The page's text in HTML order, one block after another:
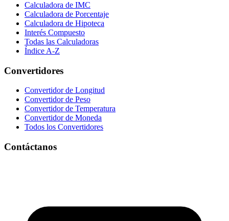
Calculadora de IMC
Calculadora de Porcentaje
Calculadora de Hipoteca
Interés Compuesto
Todas las Calculadoras
Índice A-Z
Convertidores
Convertidor de Longitud
Convertidor de Peso
Convertidor de Temperatura
Convertidor de Moneda
Todos los Convertidores
Contáctanos